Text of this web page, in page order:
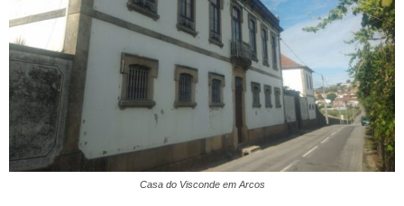
Casa do Visconde em Arcos